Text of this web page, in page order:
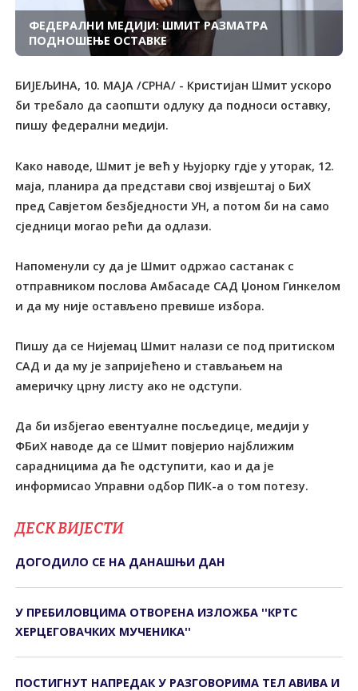
ФЕДЕРАЛНИ МЕДИЈИ: ШМИТ РАЗМАТРА
ПОДНОШЕЊЕ ОСТАВКЕ
БИЈЕЉИНА, 10. МАЈА /СРНА/ - Кристијан Шмит ускоро
би требало да саопшти одлуку да подноси оставку,
пишу федерални медији.
Како наводе, Шмит је већ у Њујорку гдје у уторак, 12.
маја, планира да представи свој извјештај о БиХ
пред Савјетом безбједности УН, а потом би на само
сједници могао рећи да одлази.
Напоменули су да је Шмит одржао састанак с
отправником послова Амбасаде САД Џоном Гинкелом
и да му није остављено превише избора.
Пишу да се Нијемац Шмит налази се под притиском
САД и да му је запријећено и стављањем на
америчку црну листу ако не одступи.
Да би избјегао евентуалне посљедице, медији у
ФБиХ наводе да се Шмит повјерио најближим
сарадницима да ће одступити, као и да је
информисао Управни одбор ПИК-а о том потезу.
ДЕСК ВИЈЕСТИ
ДОГОДИЛО СЕ НА ДАНАШЊИ ДАН
У ПРЕБИЛОВЦИМА ОTВОРЕНА ИЗЛОЖБА ''КРTС
ХЕРЦЕГОВАЧКИХ МУЧЕНИКА''
ПОСТИГНУТ НАПРЕДАК У РАЗГОВОРИМА ТЕЛ АВИВА И